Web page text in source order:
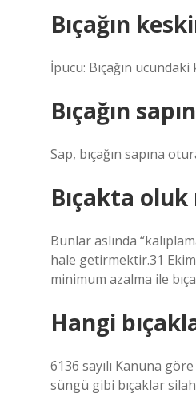
Bıçağın
İpucu: Bıçağın ucundaki
Bıçağın
Sap, bıçağın sapına
Bıçakta
Bunlar aslında
hale getirmektir.31 Ekim
minimum azalma ile
Hangi
6136 sayılı Kanuna
süngü gibi bıçaklar silah